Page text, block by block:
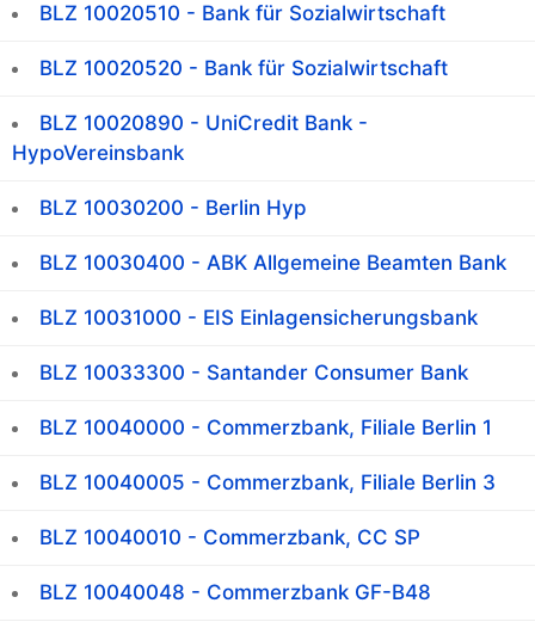
BLZ 10020510 - Bank für Sozialwirtschaft
BLZ 10020520 - Bank für Sozialwirtschaft
BLZ 10020890 - UniCredit Bank -
HypoVereinsbank
BLZ 10030200 - Berlin Hyp
BLZ 10030400 - ABK Allgemeine Beamten Bank
BLZ 10031000 - EIS Einlagensicherungsbank
BLZ 10033300 - Santander Consumer Bank
BLZ 10040000 - Commerzbank, Filiale Berlin 1
BLZ 10040005 - Commerzbank, Filiale Berlin 3
BLZ 10040010 - Commerzbank, CC SP
BLZ 10040048 - Commerzbank GF-B48